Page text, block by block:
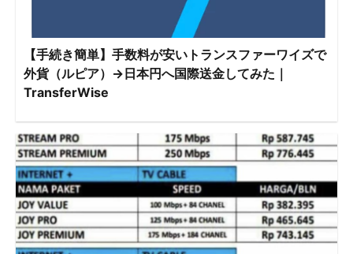
【手続き簡単】手数料が安いトランスファーワイズで
外貨（ルピア）→日本円へ国際送金してみた｜
TransferWise